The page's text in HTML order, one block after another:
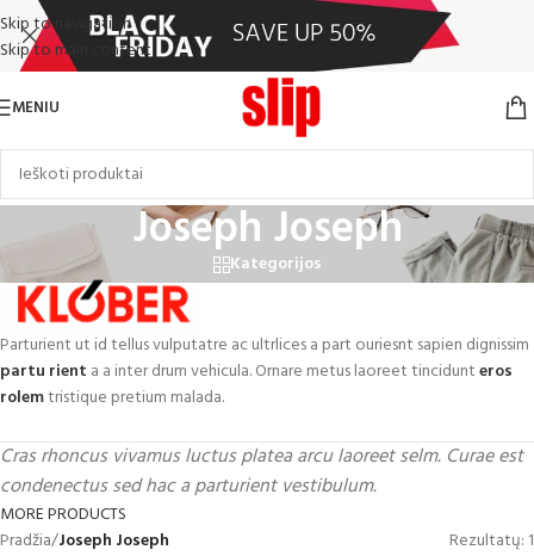
Skip to navigation
Skip to main content
MENIU
Joseph Joseph
Kategorijos
Parturient ut id tellus vulputatre ac ultrlices a part ouriesnt sapien dignissim
partu rient a a inter drum vehicula. Ornare metus laoreet tincidunteros
rolemtristique pretium malada.
Cras rhoncus vivamus luctus platea arcu laoreet selm. Curae est
condenectus sed hac a parturient vestibulum.
MORE PRODUCTS
Pradžia/Joseph Joseph
Rezultatų: 1